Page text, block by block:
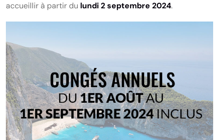
accueillir à partir du lundi 2 septembre 2024.